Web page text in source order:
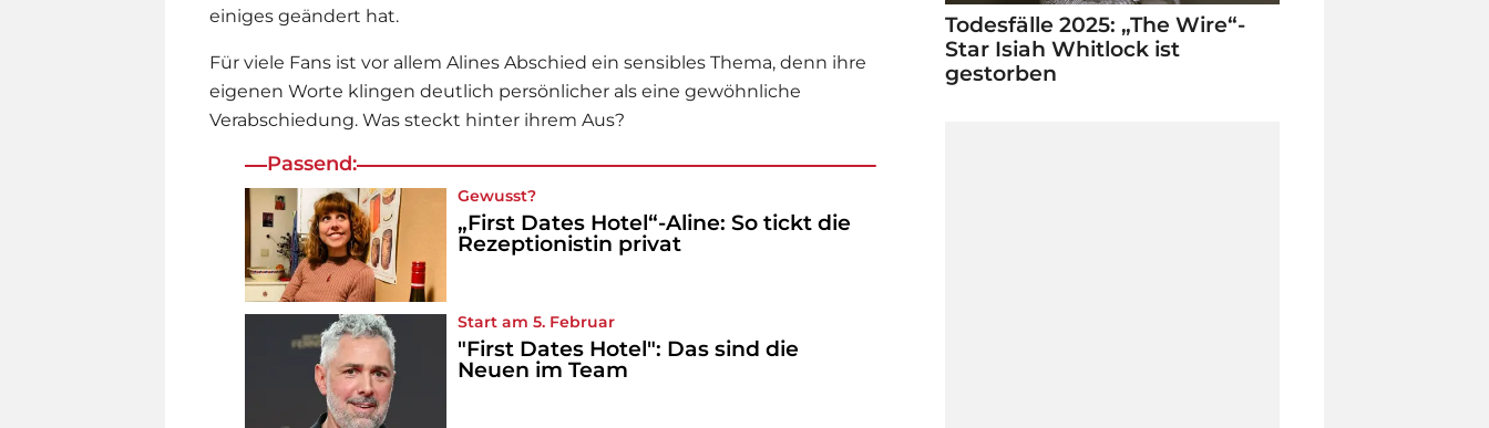
einiges geändert hat.
Für viele Fans ist vor allem Alines Abschied ein sensibles Thema, denn ihre
eigenen Worte klingen deutlich persönlicher als eine gewöhnliche
Verabschiedung. Was steckt hinter ihrem Aus?
Passend:
Gewusst?
„First Dates Hotel“-Aline: So tickt die
Rezeptionistin privat
Start am 5. Februar
"First Dates Hotel": Das sind die
Neuen im Team
Todesfälle 2025: „The Wire“-
Star Isiah Whitlock ist
gestorben